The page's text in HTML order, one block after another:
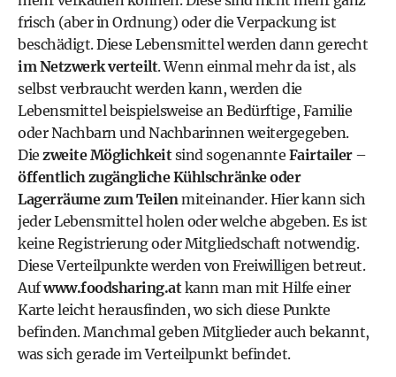
frisch (aber in Ordnung) oder die Verpackung ist
beschädigt. Diese Lebensmittel werden dann gerecht
im Netzwerk verteilt. Wenn einmal mehr da ist, als
selbst verbraucht werden kann, werden die
Lebensmittel beispielsweise an Bedürftige, Familie
oder Nachbarn und Nachbarinnen weitergegeben.
Die zweite Möglichkeitsind sogenannte Fairtailer–
öffentlich zugängliche Kühlschränke oder
Lagerräume zum Teilenmiteinander. Hier kann sich
jeder Lebensmittel holen oder welche abgeben. Es ist
keine Registrierung oder Mitgliedschaft notwendig.
Diese Verteilpunkte werden von Freiwilligen betreut.
Aufwww.foodsharing.atkann man mit Hilfe einer
Karte leicht herausfinden, wo sich diese Punkte
befinden. Manchmal geben Mitglieder auch bekannt,
was sich gerade im Verteilpunkt befindet.